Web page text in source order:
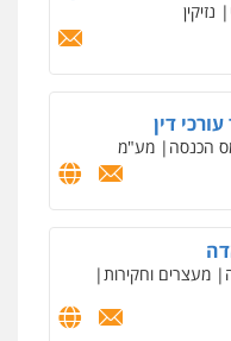
נזיקין
דין
הכנסה מע"מ
מעצרים וחקירות